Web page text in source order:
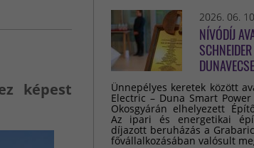
képest
2026. 06. 10
NÍVÓDÍJ
Ünnepélyes keretek között
Electric – Duna Smart
Okosgyárán elhelyezett
Az ipari és energetikai
díjazott beruházás a
fővállalkozásában valósult